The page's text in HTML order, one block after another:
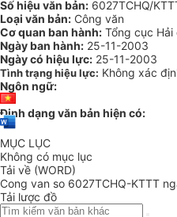
Số hiệu văn bản: 6027TCHQ/
Loại văn bản: Công văn
Cơ quan ban hành: Tổng cục Hải
Ngày ban hành: 25-11-2003
Ngày có hiệu lực: 25-11-2003
Tình trạng hiệu lực: Không xác
Ngôn ngữ:
Định dạng văn bản hiện có:
MỤC LỤC
Không có mục lục
Tải về (WORD)
Cong van so 6027TCHQ-KTTT
Tải lược đồ